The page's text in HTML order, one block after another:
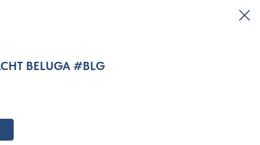
BELUGA #BLG